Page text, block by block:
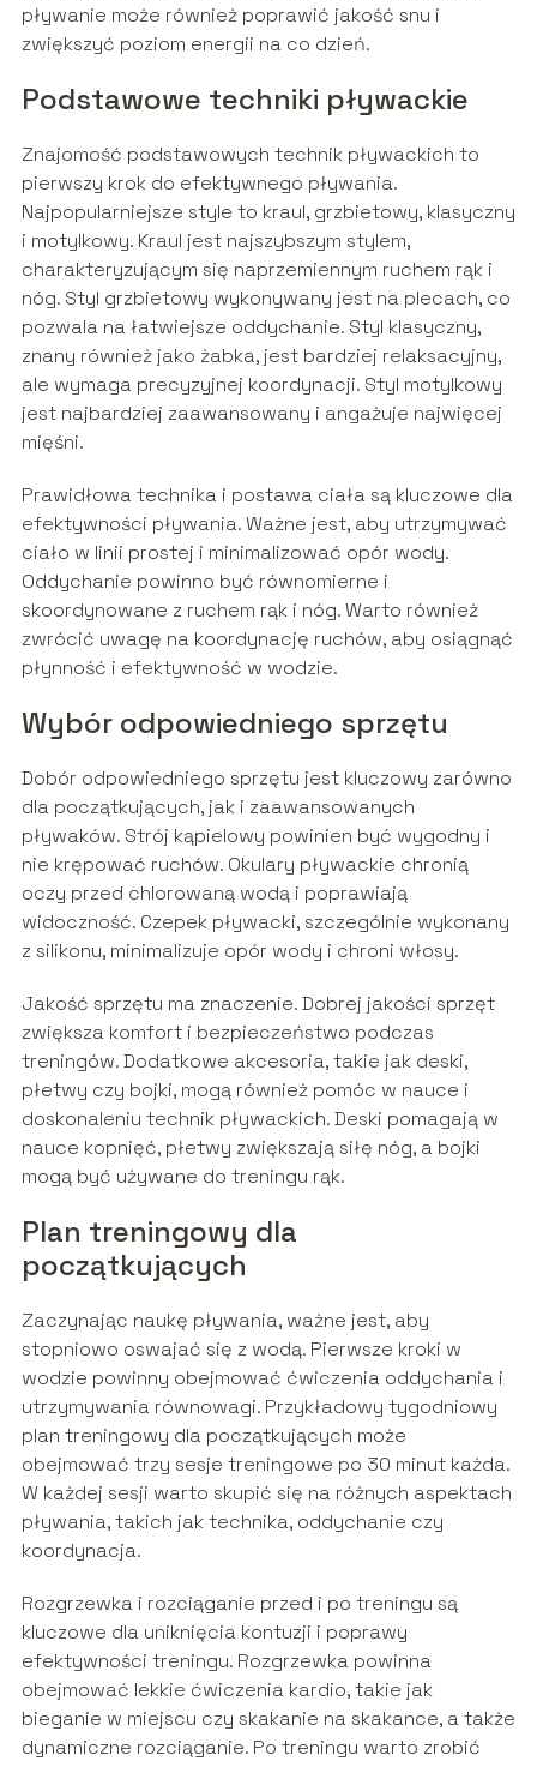
pływanie może również poprawić jakość snu i
zwiększyć poziom energii na co dzień.
Podstawowe techniki pływackie
Znajomość podstawowych technik pływackich to
pierwszy krok do efektywnego pływania.
Najpopularniejsze style to kraul, grzbietowy, klasyczny
i motylkowy. Kraul jest najszybszym stylem,
charakteryzującym się naprzemiennym ruchem rąk i
nóg. Styl grzbietowy wykonywany jest na plecach, co
pozwala na łatwiejsze oddychanie. Styl klasyczny,
znany również jako żabka, jest bardziej relaksacyjny,
ale wymaga precyzyjnej koordynacji. Styl motylkowy
jest najbardziej zaawansowany i angażuje najwięcej
mięśni.
Prawidłowa technika i postawa ciała są kluczowe dla
efektywności pływania. Ważne jest, aby utrzymywać
ciało w linii prostej i minimalizować opór wody.
Oddychanie powinno być równomierne i
skoordynowane z ruchem rąk i nóg. Warto również
zwrócić uwagę na koordynację ruchów, aby osiągnąć
płynność i efektywność w wodzie.
Wybór odpowiedniego sprzętu
Dobór odpowiedniego sprzętu jest kluczowy zarówno
dla początkujących, jak i zaawansowanych
pływaków. Strój kąpielowy powinien być wygodny i
nie krępować ruchów. Okulary pływackie chronią
oczy przed chlorowaną wodą i poprawiają
widoczność. Czepek pływacki, szczególnie wykonany
z silikonu, minimalizuje opór wody i chroni włosy.
Jakość sprzętu ma znaczenie. Dobrej jakości sprzęt
zwiększa komfort i bezpieczeństwo podczas
treningów. Dodatkowe akcesoria, takie jak deski,
płetwy czy bojki, mogą również pomóc w nauce i
doskonaleniu technik pływackich. Deski pomagają w
nauce kopnięć, płetwy zwiększają siłę nóg, a bojki
mogą być używane do treningu rąk.
Plan treningowy dla
początkujących
Zaczynając naukę pływania, ważne jest, aby
stopniowo oswajać się z wodą. Pierwsze kroki w
wodzie powinny obejmować ćwiczenia oddychania i
utrzymywania równowagi. Przykładowy tygodniowy
plan treningowy dla początkujących może
obejmować trzy sesje treningowe po 30 minut każda.
W każdej sesji warto skupić się na różnych aspektach
pływania, takich jak technika, oddychanie czy
koordynacja.
Rozgrzewka i rozciąganie przed i po treningu są
kluczowe dla uniknięcia kontuzji i poprawy
efektywności treningu. Rozgrzewka powinna
obejmować lekkie ćwiczenia kardio, takie jak
bieganie w miejscu czy skakanie na skakance, a także
dynamiczne rozciąganie. Po treningu warto zrobić